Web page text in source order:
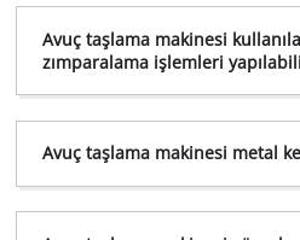
This content is
to trackers that
visitor. The
the site with
to the list of
Powered by
Avuç taşlama makinesi
zımparalama işlemleri
Avuç taşlama makinesi metal